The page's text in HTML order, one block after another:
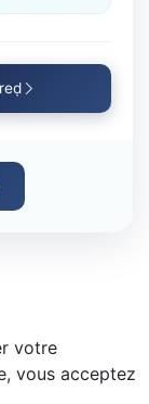
votre
vous acceptez